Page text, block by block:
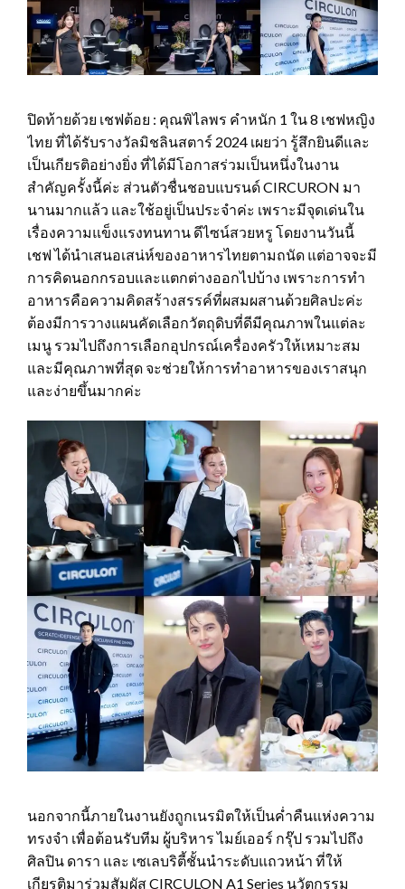
ปิดท้ายด้วย เชฟต้อย : คุณพิไลพร คำหนัก 1 ใน 8 เชฟหญิง
ไทย ที่ได้รับรางวัลมิชลินสตาร์ 2024 เผยว่า รู้สึกยินดีและ
เป็นเกียรติอย่างยิ่ง ที่ได้มีโอกาสร่วมเป็นหนึ่งในงาน
สำคัญครั้งนี้ค่ะ ส่วนตัวชื่นชอบแบรนด์ CIRCURON มา
นานมากแล้ว และใช้อยู่เป็นประจำค่ะ เพราะมีจุดเด่นใน
เรื่องความแข็งแรงทนทาน ดีไซน์สวยหรู โดยงานวันนี้
เชฟ ได้นำเสนอเสน่ห์ของอาหารไทยตามถนัด แต่อาจจะมี
การคิดนอกกรอบและแตกต่างออกไปบ้าง เพราะการทำ
อาหารคือความคิดสร้างสรรค์ที่ผสมผสานด้วยศิลปะค่ะ
ต้องมีการวางแผนคัดเลือกวัตถุดิบที่ดีมีคุณภาพในแต่ละ
เมนู รวมไปถึงการเลือกอุปกรณ์เครื่องครัวให้เหมาะสม
และมีคุณภาพที่สุด จะช่วยให้การทำอาหารของเราสนุก
และง่ายขึ้นมากค่ะ
นอกจากนี้ภายในงานยังถูกเนรมิตให้เป็นค่ำคืนแห่งความ
ทรงจำ เพื่อต้อนรับทีม ผู้บริหาร ไมย์เออร์ กรุ๊ป รวมไปถึง
ศิลปิน ดารา และ เซเลบริตี้ชั้นนำระดับแถวหน้า ที่ให้
เกียรติมาร่วมสัมผัส CIRCULON A1 Series นวัตกรรม